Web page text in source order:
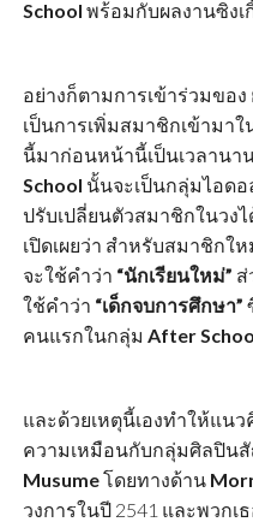
School พร้อมกับผลงานซิง
อย่างก็ตามการเข้าร่วมของ
เป็นการเพิ่มสมาชิกเข้ามา
นี้มาก่อนหน้านี้เป็นเวลานา
School นั้นจะเป็นกลุ่มไอด
ปรับเปลี่ยนตัวสมาชิกในวง
เปิดเผยว่า สำหรับสมาชิกใ
จะใช้คำว่า “นักเรียนใหม่” ส่
ใช้คำว่า “เด็กจบการศึกษา”
คนแรกในกลุ่ม After
และด้วยเหตุนี้เองทำให้แน
ความเหมือนกับกลุ่มศิลปิน
Musumeโดยทางด้าน
วงการในปี 2541 และพวก